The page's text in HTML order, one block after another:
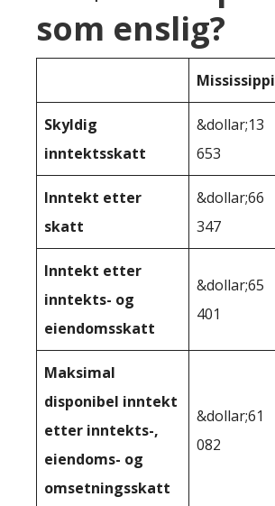
som enslig?
Mississippi
Skyldig
inntektsskatt
&dollar;13
653
Inntekt etter
skatt
&dollar;66
347
Inntekt etter
inntekts- og
eiendomsskatt
&dollar;65
401
Maksimal
disponibel inntekt
etter inntekts-,
eiendoms- og
omsetningsskatt
&dollar;61
082